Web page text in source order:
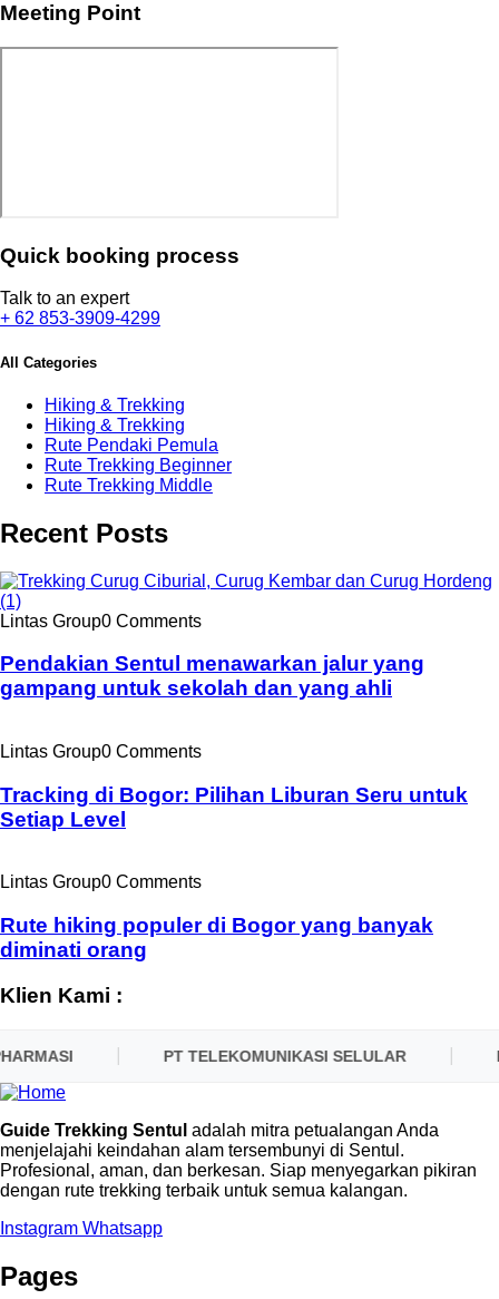
Meeting Point
Quick booking process
Talk to an expert
+ 62 853-3909-4299
All Categories
Hiking & Trekking
Hiking & Trekking
Rute Pendaki Pemula
Rute Trekking Beginner
Rute Trekking Middle
Recent Posts
Lintas Group0 Comments
Pendakian Sentul menawarkan jalur yang
gampang untuk sekolah dan yang ahli
Lintas Group0 Comments
Tracking di Bogor: Pilihan Liburan Seru untuk
Setiap Level
Lintas Group0 Comments
Rute hiking populer di Bogor yang banyak
diminati orang
Klien Kami :
PT TELEKOMUNIKASI SELULAR
Guide Trekking Sentul adalah mitra petualangan Anda
menjelajahi keindahan alam tersembunyi di Sentul.
Profesional, aman, dan berkesan. Siap menyegarkan pikiran
dengan rute trekking terbaik untuk semua kalangan.
Instagram Whatsapp
Pages